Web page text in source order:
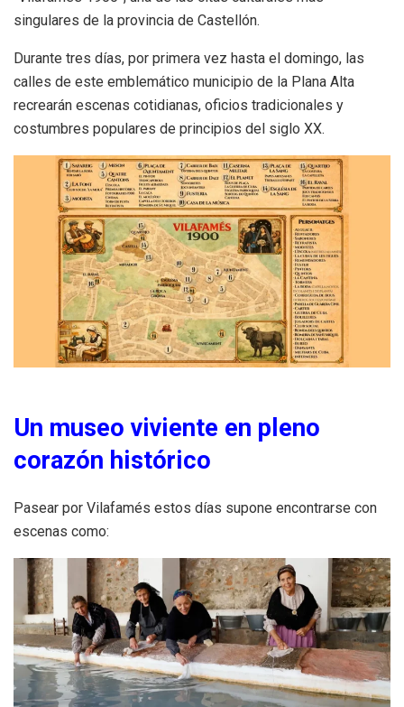
singulares de la provincia de Castellón.
Durante tres días, por primera vez hasta el domingo, las
calles de este emblemático municipio de la Plana Alta
recrearán escenas cotidianas, oficios tradicionales y
costumbres populares de principios del siglo XX.
Un museo viviente en pleno
corazón histórico
Pasear por Vilafamés estos días supone encontrarse con
escenas como: